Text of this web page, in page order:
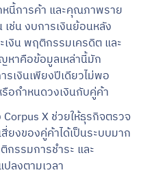
หนี้การค้า และคุณภาพราย
ช่น งบการเงินย้อนหลัง
เงิน พฤติกรรมเครดิต และ
หาคือข้อมูลเหล่านี้มัก
รเงินเพียงปีเดียวไม่พอ
อกำหนดวงเงินกับคู่ค้า
Corpus X ช่วยให้ธุรกิจตรวจ
ยงของคู่ค้าได้เป็นระบบมาก
รรมการชำระ และ
ลงตามเวลา